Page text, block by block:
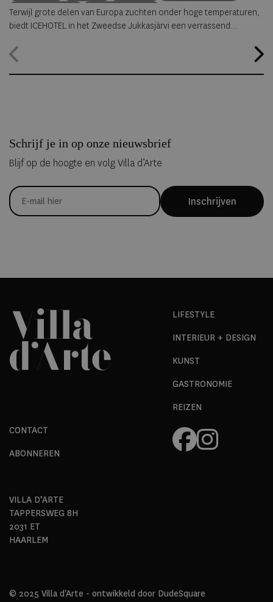
summer travel
Arctische reizen
Terwijl grote delen van Europa zuchten onder hoge temperaturen,
biedt ICEHOTEL in het Zweedse Jukkasjärvi een verrassend
hele jaar geopend, waardoor gasten zelfs midden in de zomer
kunnen overnachten in met de hand uit ijs vervaardigde Art Suites.
Schrijf je in op onze nieuwsbrief
Blijf op de hoogte en volg Villa d’Arte
Inschrijven
LIFESTYLE
INTERIEUR + DESIGN
KUNST
GASTRONOMIE
REIZEN
CONTACT
ABONNEREN
VILLA D’ARTE
TAPPERSWEG 8H
2031 ET
HAARLEM
© 2025 Villa d'Arte - ontwikkeld door DudeSquare